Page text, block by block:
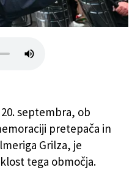
za poznavalce relativno
septembra, ob
pretepača in
Grilza, je
tega območja.